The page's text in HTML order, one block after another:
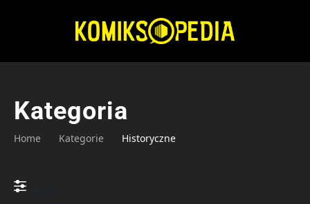
Kategoria
Home Kategorie Historyczne